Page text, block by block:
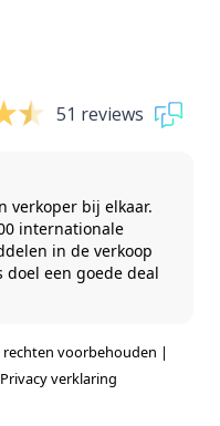
51 reviews
verkoper bij elkaar.
internationale
in de verkoop
doel een goede deal
voorbehouden |
Privacy verklaring